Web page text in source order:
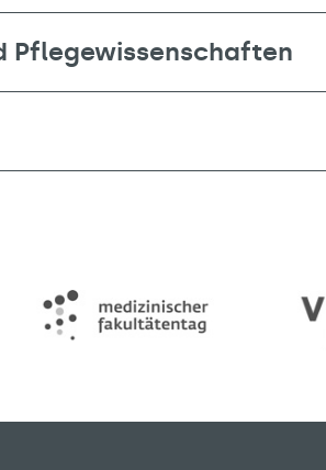
Pflegewissenschaften